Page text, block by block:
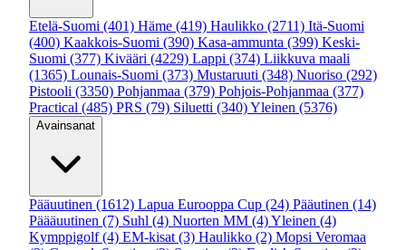
Etelä-Suomi (401) Häme (419) Haulikko (2711) Itä-Suomi
(400) Kaakkois-Suomi (390) Kasa-ammunta (399) Keski-
Suomi (377) Kivääri (4229) Lappi (374) Liikkuva maali
(1365) Lounais-Suomi (373) Mustaruuti (348) Nuoriso (292)
Pistooli (3350) Pohjanmaa (379) Pohjois-Pohjanmaa (377)
Practical (485) PRS (79) Siluetti (340)Yleinen (5376)
Avainsanat
Pääuutinen (1612) Lapua Eurooppa Cup (24) Pääutinen (14)
Päääuutinen (7) Suhl (4) Nuorten MM (4)Yleinen (4)
Kymppigolf (4) EM-kisat (3) Haulikko (2) Mopsi Veromaa